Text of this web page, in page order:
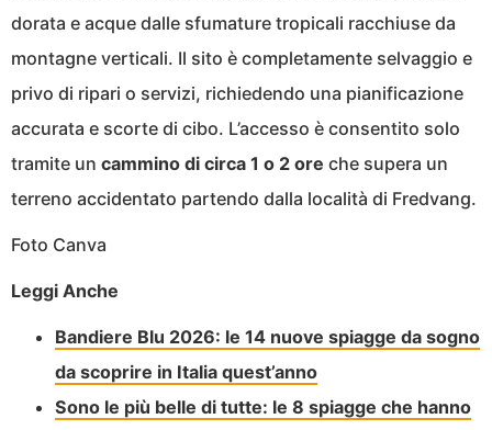
dorata e acque dalle sfumature tropicali racchiuse da
montagne verticali. Il sito è completamente selvaggio e
privo di ripari o servizi, richiedendo una pianificazione
accurata e scorte di cibo. L’accesso è consentito solo
tramite un cammino di circa 1 o 2 ore che supera un
terreno accidentato partendo dalla località di Fredvang.
Foto Canva
Leggi Anche
Bandiere Blu 2026: le 14 nuove spiagge da sogno
da scoprire in Italia quest’anno
Sono le più belle di tutte: le 8 spiagge che hanno